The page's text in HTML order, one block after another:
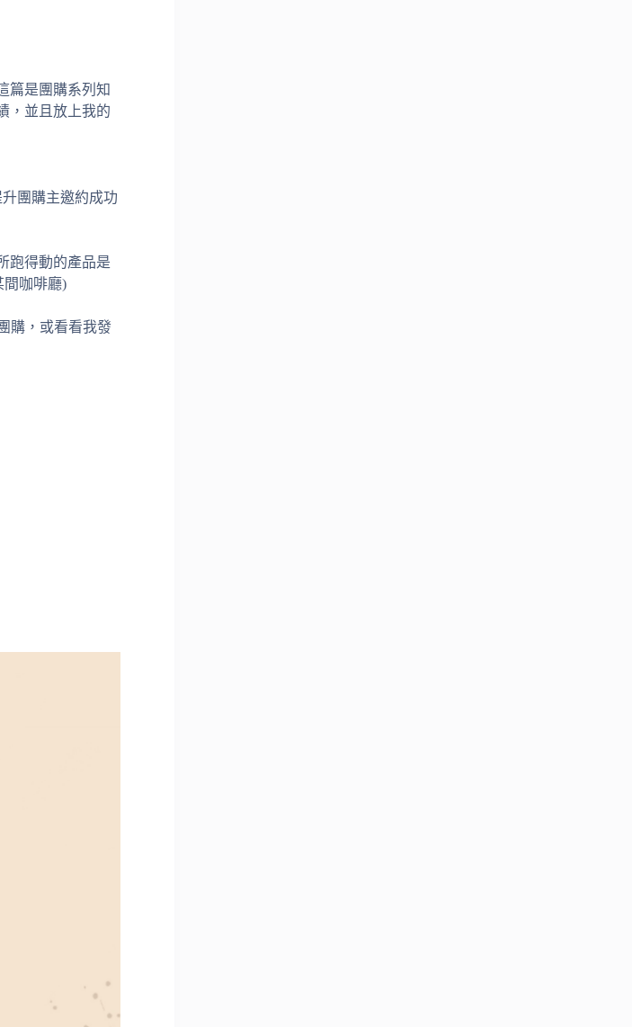
篇是團購系列知
，並且放上我的
團購主邀約成功
跑得動的產品是
間咖啡廳)
購，或看看我發